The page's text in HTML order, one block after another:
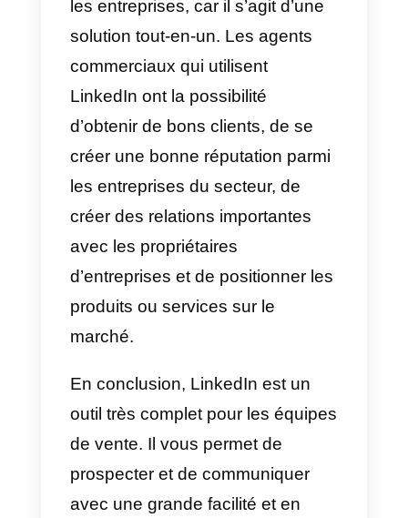
remarquables de cette
est qu’elle dispose de
nombreuses fonctionnalités
supplémentaires en plus de
l’intégration de ses canaux de
communication, pour la vente.
L’une de ces fonctionnalités est
routage automatique, qui
automatise la réception des
messages et les premières
réponses aux clients, ainsi que la
redirection des messages.
De plus, il dispose de notes et